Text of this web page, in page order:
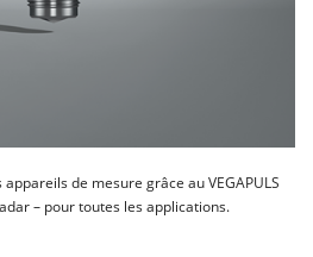
de mesure grâce au VEGAPULS
– pour toutes les applications.